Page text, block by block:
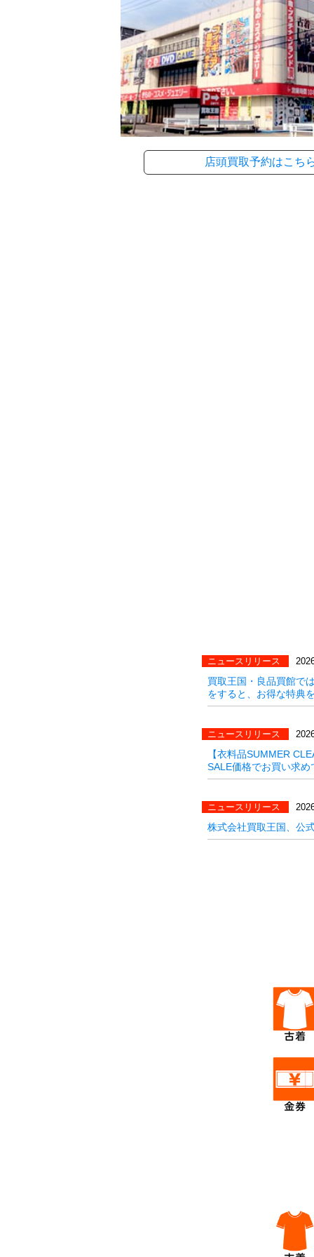
店頭買取予約はこち
ニュースリリース
買取王国・良品買館で
をすると、お得な特典
ニュースリリース
【衣料品SUMMER
SALE価格でお買い求
ニュースリリース
株式会社買取王国、公